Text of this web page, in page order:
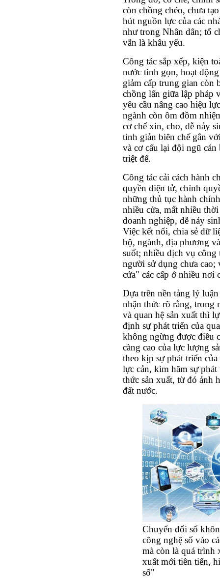
còn chồng chéo, chưa
hút nguồn lực của các
như trong Nhân dân; tổ
vẫn là khâu yếu.
Công tác sắp xếp, kiện
nước tinh gọn, hoạt
giảm cấp trung gian còn
chồng lấn giữa lập pháp
yêu cầu nâng cao hiệu
ngành còn ôm đồm
cơ chế xin, cho, dễ nảy
tinh giản biên chế gắn
và cơ cấu lại đội ngũ
triệt để.
Công tác cải cách hành
quyền điện tử, chính
những thủ tục hành
nhiều cửa, mất nhiều
doanh nghiệp, dễ nảy
Việc kết nối, chia sẻ dữ
bộ, ngành, địa phương
suốt; nhiều dịch vụ
người sử dụng chưa
cửa" các cấp ở nhiều nơi
Dựa trên nền tảng lý
nhận thức rõ rằng, trong
và quan hệ sản xuất thì
định sự phát triển của
không ngừng được điều
càng cao của lực lượng
theo kịp sự phát triển
lực cản, kìm hãm sự
thức sản xuất, từ đó ảnh
đất nước.
Chuyển đổi số
công nghệ số vào
mà còn là quá trình
xuất mới tiên tiến,
số"